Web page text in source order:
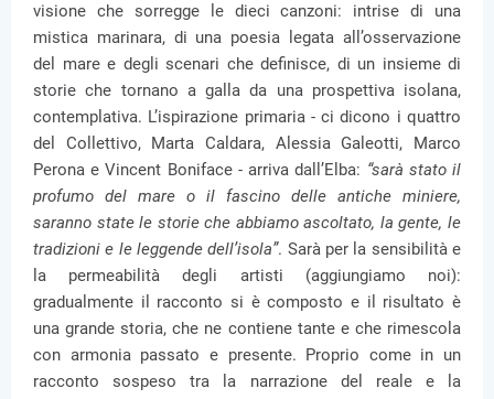
visione che sorregge le dieci canzoni: intrise di una
mistica marinara, di una poesia legata all’osservazione
del mare e degli scenari che definisce, di un insieme di
storie che tornano a galla da una prospettiva isolana,
contemplativa. L’ispirazione primaria - ci dicono i quattro
del Collettivo, Marta Caldara, Alessia Galeotti, Marco
Perona e Vincent Boniface - arriva dall’Elba: “sarà stato il
profumo del mare o il fascino delle antiche miniere,
saranno state le storie che abbiamo ascoltato, la gente, le
tradizioni e le leggende dell’isola”. Sarà per la sensibilità e
la permeabilità degli artisti (aggiungiamo noi):
gradualmente il racconto si è composto e il risultato è
una grande storia, che ne contiene tante e che rimescola
con armonia passato e presente. Proprio come in un
racconto sospeso tra la narrazione del reale e la